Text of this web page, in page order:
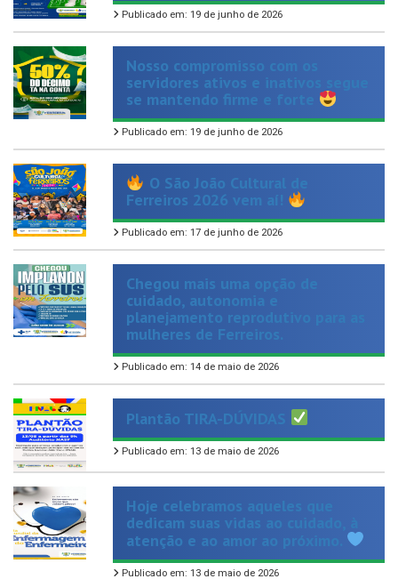
Nosso compromisso com os
servidores ativos e inativos segue
se mantendo firme e forte
Publicado em: 19 de junho de 2026
O São João Cultural de
Ferreiros 2026 vem aí!
Publicado em: 17 de junho de 2026
Chegou mais uma opção de
cuidado, autonomia e
planejamento reprodutivo para as
mulheres de Ferreiros.
Publicado em: 14 de maio de 2026
Plantão TIRA-DÚVIDAS
Publicado em: 13 de maio de 2026
Hoje celebramos aqueles que
dedicam suas vidas ao cuidado, à
atenção e ao amor ao próximo.
Publicado em: 13 de maio de 2026